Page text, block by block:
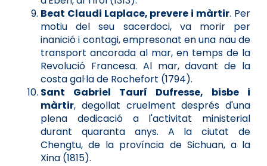
Beat Claudi Laplace, prevere i màrtir. Per
motiu del seu sacerdoci, va morir per
inanició i contagi, empresonat en una nau de
transport ancorada al mar, en temps de la
Revolució Francesa. Al mar, davant de la
costa gal·la de Rochefort (1794).
Sant Gabriel Taurí Dufresse, bisbe i
màrtir, degollat cruelment després d'una
plena dedicació a l'activitat ministerial
durant quaranta anys. A la ciutat de
Chengtu, de la província de Sichuan, a la
Xina (1815).